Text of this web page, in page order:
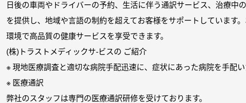
日後の車両やドライバーの予約、生活に伴う通訳サービス、治療中
を提供し、地域や言語の制約を超えてお客様をサポートしています
環境で高品質の健康サービスを享受できます。
(株)トラストメディックサ-ビスの ご紹介
※ 現地医療調査と適切な病院手配迅速に、症状にあった病院を手配い
※ 医療通訳
弊社のスタッフは専門の医療通訳研修を受けております。